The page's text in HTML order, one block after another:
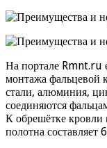
На портале Rmnt.ru
монтажа фальцевой
стали, алюминия,
соединяются
К обрешётке кровли
полотна